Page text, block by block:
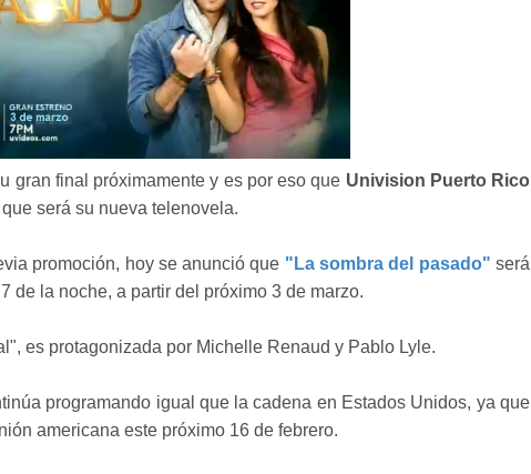
gran final próximamente y es por eso que Univision Puerto Rico
será su nueva telenovela.
promoción, hoy se anunció que "La sombra del pasado" será
de la noche, a partir del próximo 3 de marzo.
es protagonizada por Michelle Renaud y Pablo Lyle.
programando igual que la cadena en Estados Unidos, ya que
americana este próximo 16 de febrero.